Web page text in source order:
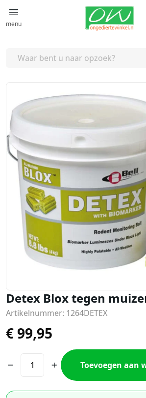
menu
Detex Blox tegen
Artikelnummer: 1264DETEX
€ 99,95
Toevoegen aan